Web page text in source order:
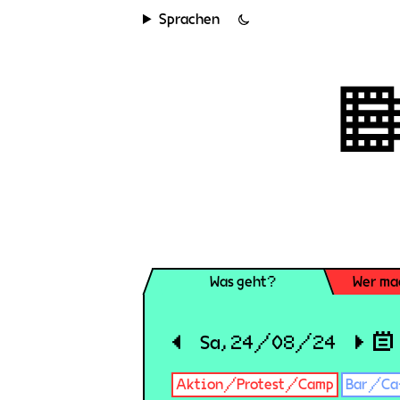
Sprachen
Was geht? Wer
◀ Sa, 24/08/24 ▶
Aktion/Protest/Camp Bar/